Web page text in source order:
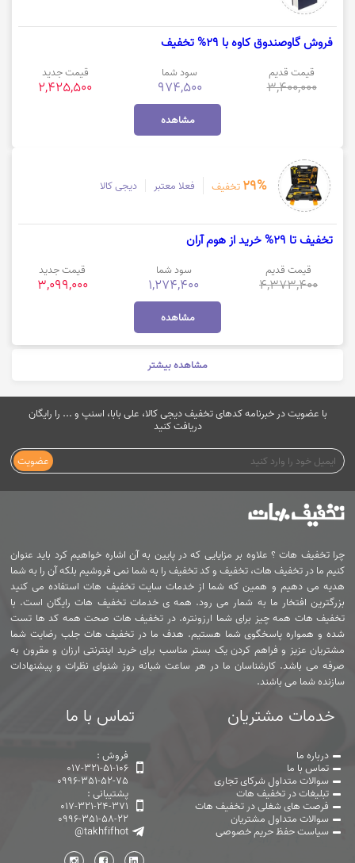
فروش گاوصندوق کاوه با 29% تخفیف
قیمت قدیم
3,400,000
سود شما
974,500
قیمت جدید
2,425,500
مشاهده
29% تخفیف فعلا معتبر دیجی کالا
تخفیف تا 29% خرید از هوم آران
قیمت قدیم
4,373,400
سود شما
1,274,400
قیمت جدید
3,099,000
مشاهده
مشاهده بیشتر
با عضویت در خبرنامه کدهای تخفیف دیجی کالا، علی بابا، اسنپ و ... را رایگان
دریافت کنید
عضویت
چرا تخفیف هات ؟ علاوه بر مزایایی که در پایین به آن اشاره خواهیم کرد باید عنوان
کنیم ما در تخفیف هات، تخفیف و کد تخفیف را به شما نمی فروشیم بلکه آن را به شما
هدیه می دهیم و همین که شما از خدمات سایت تخفیف هات استفاده می کنید
بزرگترین افتخار ما به شمار می رود. همه ی خدمات تخفیف هات رایگان است. با
تخفیف هات همه چیز برای شما ارزونتره. در تخفیف هات صحت همه کد ها تست
شده و همواره پاسخگوی شما هستیم. هدف ما در تخفیف هات جلب رضایت شما
مشتریان عزیز و فراهم کردن یک بستر مناسب برای خرید اینترنتی ارزان و مقرون به
صرفه می باشد. کارشناسان ما در هر ساعت شبانه روز شنوای نظرات و پیشنهادات
سازنده شما می باشند.
خدمات مشتریان
درباره ما
تماس با ما
سوالات متداول شرکای تجاری
تبلیغات در تخفیف هات
فرصت های شغلی در تخفیف هات
سوالات متداول مشتریان
سیاست حفظ حریم خصوصی
تماس با ما
فروش :
017-321-51-106
0996-351-52-75
پشتیبانی :
017-321-24-371
0996-351-58-22
@takhfifhot